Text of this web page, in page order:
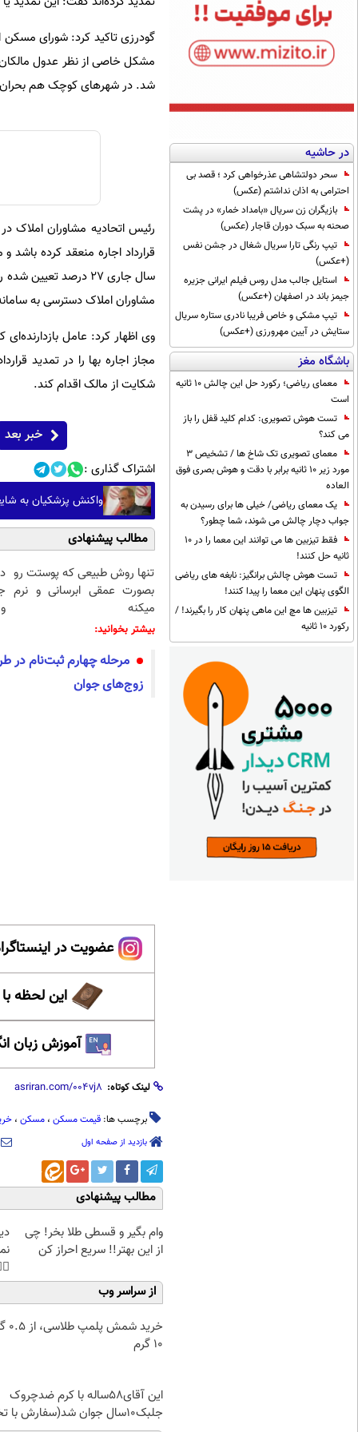
در حاشیه
سحر دولتشاهی عذرخواهی کرد ؛ قصد بی
احترامی به اذان نداشتم (عکس)
بازیگران زن سریال «بامداد خمار» در پشت
صحنه به سبک دوران قاجار (عکس)
تیپ رنگی تارا سریال شغال در جشن نفس
(+عکس)
استایل جالب مدل روس فیلم ایرانی جزیره
جیمز باند در اصفهان (+عکس)
تیپ مشکی و خاص فریبا نادری ستاره سریال
ستایش در آیین مهرورزی (+عکس)
باشگاه مغز
معمای ریاضی؛ رکورد حل این چالش 10 ثانیه
است
تست هوش تصویری: کدام کلید قفل را باز
می کند؟
معمای تصویری تک شاخ ها / تشخیص 3
مورد زیر 10 ثانیه برابر با دقت و هوش بصری فوق
العاده
یک معمای ریاضی/ خیلی ها برای رسیدن به
جواب دچار چالش می شوند، شما چطور؟
فقط تیزبین ها می توانند این معما را در 10
ثانیه حل کنند!
تست هوش چالش برانگیز: نابغه های ریاضی
الگوی پنهان این معما را پیدا کنند!
تیزبین ها مچ این ماهی پنهان کار را بگیرند! /
رکورد 10 ثانیه
شد. در شهرهای کوچک هم بحران
رئیس اتحادیه مشاوران املاک
قرارداد اجاره منعقد کرده
سال جاری ۲۷ درصد
مشاوران املاک دسترسی به
وی اظهار کرد: عامل
مجاز اجاره بها را در تمدید
شکایت از مالک اقدام کند.
خبر بعد
اشتراک گذاری :
واکنش پزشکیان به
مطالب پیشنهادی
تنها روش طبیعی که پوستت رو
بصورت عمقی ابرسانی و نرم
میکنه
بیشتر بخوانید:
مرحله چهارم ثبت‌نام
زوج‌های جوان
عضویت در
این لحظه
آموزش زبان
لینک کوتاه:
برچسب ها: قیمت مسکن ، مسکن ،
بازدید از صفحه اول
مطالب پیشنهادی
وام بگیر و قسطی طلا بخر! چی
از این بهتر!! سریع احراز کن
از سراسر وب
۱۰ گرم
این آقای58ساله با کرم ضدچروک
جلبک10سال جوان شد(سفارش با تخفیف)